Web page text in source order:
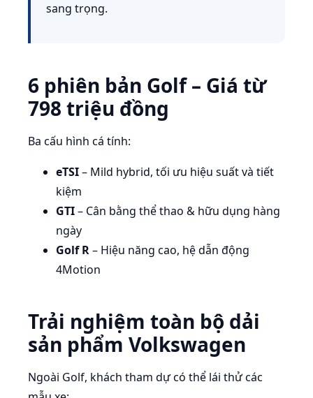
sang trọng.
6 phiên bản Golf – Giá từ
798 triệu đồng
Ba cấu hình cá tính:
eTSI– Mild hybrid, tối ưu hiệu suất và tiết
kiệm
GTI– Cân bằng thể thao & hữu dụng hàng
ngày
Golf R– Hiệu năng cao, hệ dẫn động
4Motion
Trải nghiệm toàn bộ dải
sản phẩm Volkswagen
Ngoài Golf, khách tham dự có thể lái thử các